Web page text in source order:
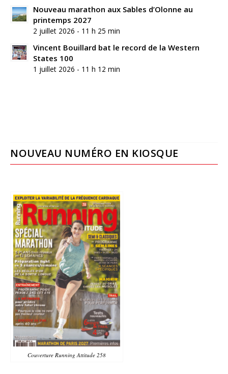
Nouveau marathon aux Sables d’Olonne au
printemps 2027
2 juillet 2026 - 11 h 25 min
Vincent Bouillard bat le record de la Western
States 100
1 juillet 2026 - 11 h 12 min
NOUVEAU NUMÉRO EN KIOSQUE
Couverture Running Attitude 258